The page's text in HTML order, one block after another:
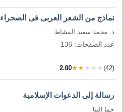
نماذج من الشعر العربى فى الصحراء
د. محمد سعيد القشاط
عدد الصفحات: 136
2.00★★★★★ (42)
رسالة إلى الدعوات الإسلامية
جما البنا